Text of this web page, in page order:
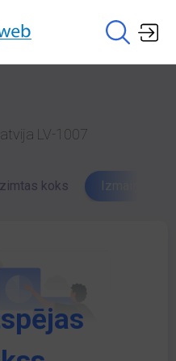
LV-1007
koks Izmaiņu